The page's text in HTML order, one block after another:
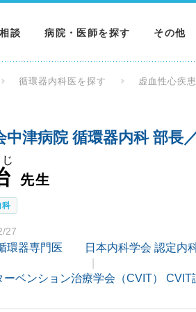
談 病院・医師を探す その他
循環器内科医を探す 虚血性心疾
中津病院 循環器内科 部長
先生
科
27
環器専門医 日本内科学会 認定内
ーベンション治療学会（CVIT） CVIT